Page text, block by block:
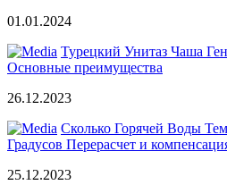
01.01.2024
Турецкий Унитаз Чаша
Основные преимущества
26.12.2023
Сколько Горячей Воды
Градусов Перерасчет и
25.12.2023